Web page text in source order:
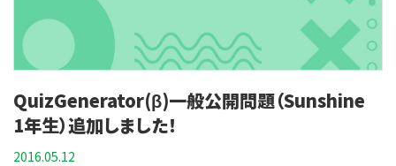
グ）問題選択問題Lesson 7GET 入力（タイピング）問題選択問
題 USE 入力（タイピング）問題選択問題Let's Talk 5 入力（タイピン
グ）問題選択問題Let's Read 2 入力（タイピング）問題選択問題Let's
Read 3 前半入力（タイピング）問題選択問題 後半入力（タイピング）問
題選択問題ついに教科書3社目です。10ン年前、NEW CROWNに3年
間お世話になったなぁ～。みなさんや、みなさんの親御さんはどの教科
QuizGenerator(β)一般公開問題（Sunshine
1年生）追加しました！
2016.05.12